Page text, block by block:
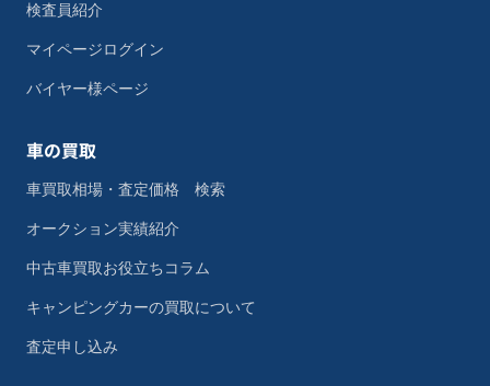
検査員紹介
マイページログイン
バイヤー様ページ
車の買取
車買取相場・査定価格 検索
オークション実績紹介
中古車買取お役立ちコラム
キャンピングカーの買取について
査定申し込み